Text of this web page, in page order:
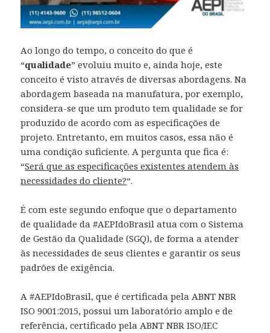
Ao longo do tempo, o conceito do que é
“qualidade” evoluiu muito e, ainda hoje, este
conceito é visto através de diversas abordagens. Na
abordagem baseada na manufatura, por exemplo,
considera-se que um produto tem qualidade se for
produzido de acordo com as especificações de
projeto. Entretanto, em muitos casos, essa não é
uma condição suficiente. A pergunta que fica é:
“Será que as especificações existentes atendem às
necessidades do cliente?“.
É com este segundo enfoque que o departamento
de qualidade da #AEPIdoBrasil atua com o Sistema
de Gestão da Qualidade (SGQ), de forma a atender
às necessidades de seus clientes e garantir os seus
padrões de exigência.
A #AEPIdoBrasil, que é certificada pela ABNT NBR
ISO 9001:2015, possui um laboratório amplo e de
referência, certificado pela ABNT NBR ISO/IEC